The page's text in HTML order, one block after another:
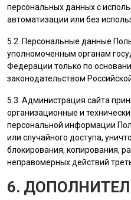
персональных данных с
автоматизации или без
5.2. Персональные данные
уполномоченным органам
Федерации только по
законодательством
5.3. Администрация сайта
организационные и
персональной информации
или случайного доступа,
блокирования, копирования,
неправомерных действий
6.